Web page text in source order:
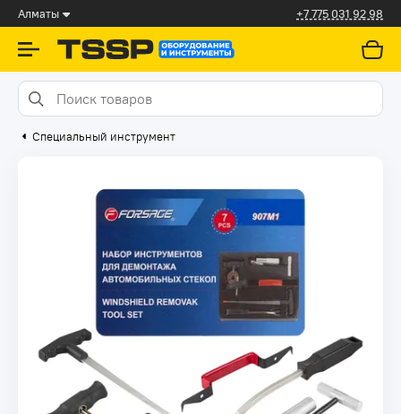
Алматы +7 775 031 92 98
Специальный инструмент